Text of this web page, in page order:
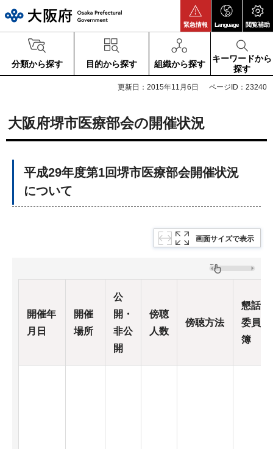
緊急情報 Language 閲覧補助
分類から探す 目的から探す 組織から探す
キーワードから
探す
更新日：2015年11月6日 ページID：23240
大阪府堺市医療部会の開催状況
平成29年度第1回堺市医療部会開催状況
について
画面サイズで表示
開催年
月日
開催
場所
公
開・
非公
開
傍聴
人数
傍聴方法
懇話会
委員名
簿